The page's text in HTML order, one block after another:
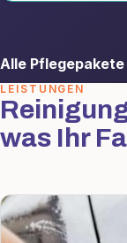
Alle
LEISTUNGEN
was Ihr